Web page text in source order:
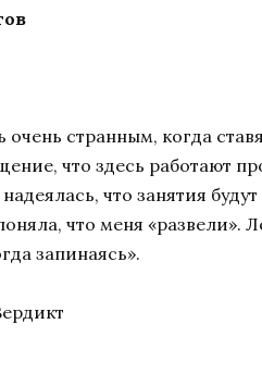
очень странным, когда
что здесь работают
что занятия
что меня «развели».
запинаясь».